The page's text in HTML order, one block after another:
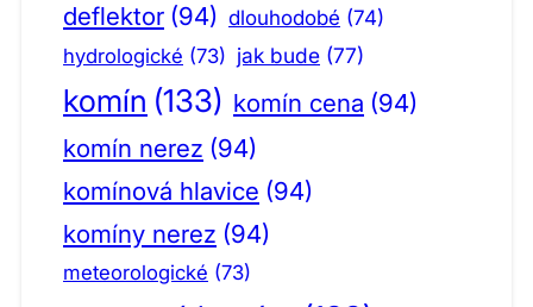
deflektor (94) dlouhodobé (74)
hydrologické (73) jak bude (77)
komín (133) komín cena (94)
komín nerez (94)
komínová hlavice (94)
komíny nerez (94)
meteorologické (73)